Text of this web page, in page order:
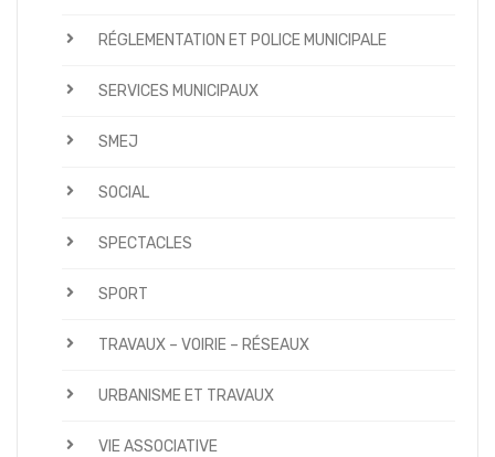
RÉGLEMENTATION ET POLICE MUNICIPALE
SERVICES MUNICIPAUX
SMEJ
SOCIAL
SPECTACLES
SPORT
TRAVAUX – VOIRIE – RÉSEAUX
URBANISME ET TRAVAUX
VIE ASSOCIATIVE